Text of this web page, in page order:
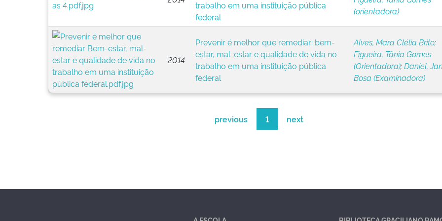
trabalho em uma instituição pública
federal
(orientadora)
2014
Prevenir é melhor que remediar: bem-
estar, mal-estar e qualidade de vida no
trabalho em uma instituição pública
federal
Alves, Mara Clélia Brito;
Figueira, Tânia Gomes
(Orientadora);Daniel,
Bosa (Examinadora)
previous 1 next